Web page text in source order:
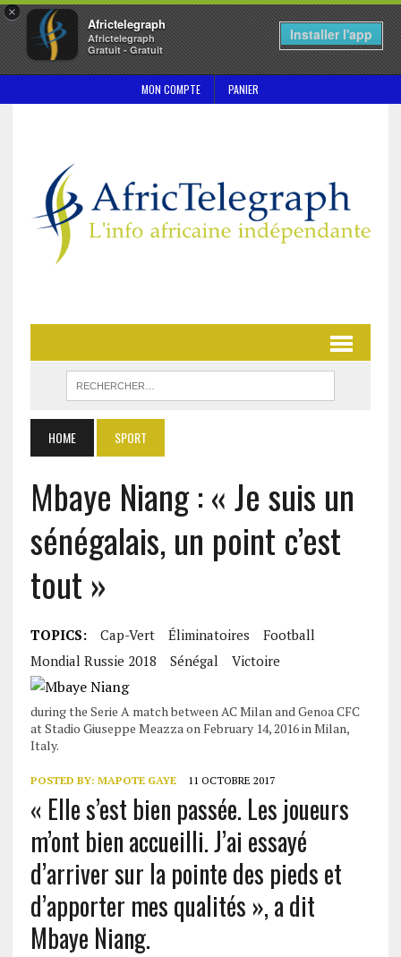
×
Africtelegraph
Africtelegraph
Gratuit - Gratuit
Installer l'app
MON COMPTE PANIER
HOME SPORT
Mbaye Niang : « Je suis un
sénégalais, un point c’est
tout »
TOPICS: Cap-Vert Éliminatoires
Football
Mondial Russie 2018
Sénégal Victoire
during the Serie A match between AC Milan and Genoa CFC
at Stadio Giuseppe Meazza on February 14, 2016 in Milan,
Italy.
POSTED BY: MAPOTE GAYE 11 OCTOBRE 2017
« Elle s’est bien passée. Les joueurs
m’ont bien accueilli. J’ai essayé
d’arriver sur la pointe des pieds et
d’apporter mes qualités », a dit
Mbaye Niang.